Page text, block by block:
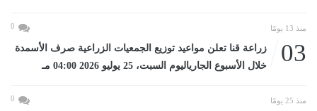
منذ 13 يومًا 0
03
زراعة قنا تعلن مواعيد توزيع الجمعيات الزراعية صرف الأسمدة
خلال الأسبوع الجارياليوم السبت، 25 يوليو 2026 04:00 مـ
منذ 25 يومًا 0